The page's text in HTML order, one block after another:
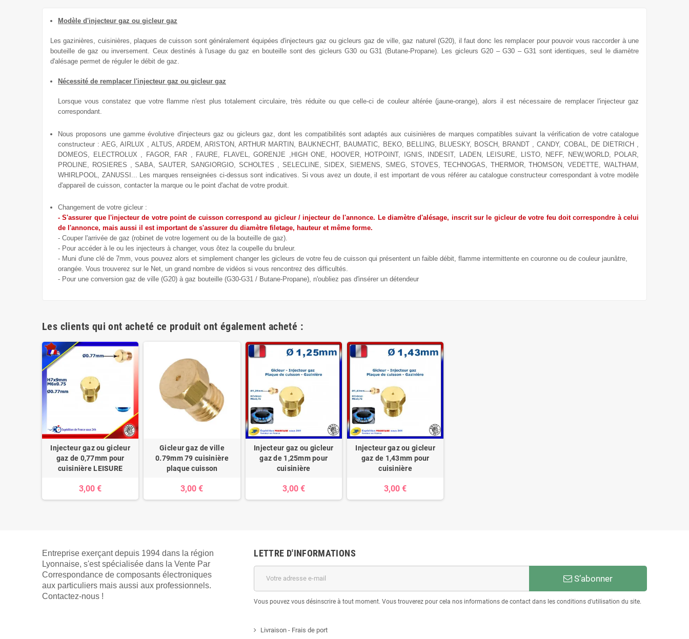
Modèle d'injecteur gaz ou gicleur gaz
Les gazinières, cuisinières, plaques de cuisson sont généralement équipées d'injecteurs gaz ou gicleurs gaz de ville, gaz naturel (G20), il faut donc les remplacer pourpouvoir vous raccorder à une
bouteille de gaz ou inversement.
Ceux destinés à l'usage dugaz en bouteille sont des gicleurs G30 ou G31 (Butane-Propane). Les gicleurs G20 – G30 – G31 sont identiques, seul le diamètre
d'alésage permet de réguler le débit de gaz.
Nécessité de remplacer l'injecteur gaz ou gicleur gaz
Lorsque vous constatez que votre flamme n'est plus totalement circulaire, très réduite ou que celle-ci de couleur altérée (jaune-orange), alors il est nécessaire de remplacer l'injecteur gaz
correspondant.
Nous proposons une gamme évolutive d'injecteurs gaz ou gicleurs gaz, dont les compatibilités sont adaptés aux cuisinières de marques compatibles suivant la vérification de votre catalogue
constructeur : AEG, AIRLUX , ALTUS, ARDEM, ARISTON, ARTHUR MARTIN, BAUKNECHT, BAUMATIC, BEKO, BELLING, BLUESKY, BOSCH, BRANDT , CANDY, COBAL, DE DIETRICH ,
DOMEOS, ELECTROLUX , FAGOR, FAR , FAURE, FLAVEL, GORENJE ,HIGH ONE, HOOVER, HOTPOINT, IGNIS, INDESIT, LADEN, LEISURE, LISTO, NEFF, NEW,WORLD, POLAR,
PROLINE, ROSIERES , SABA, SAUTER, SANGIORGIO, SCHOLTES , SELECLINE, SIDEX, SIEMENS, SMEG, STOVES, TECHNOGAS, THERMOR, THOMSON, VEDETTE, WALTHAM,
WHIRLPOOL, ZANUSSI... Les marques renseignées ci-dessus sont indicatives. Si vous avez un doute, il est important de vous référer au catalogue constructeur correspondant à votre modèle
d'appareil de cuisson, contacter la marque ou le point d'achat de votre produit.
Changement de votre gicleur :
- S'assurer que l'injecteur de votre point de cuisson correspond au gicleur / injecteur de l'annonce. Le diamètre d'alésage, inscrit sur le gicleur de votre feu doit correspondre à celui
de l'annonce, mais aussi il est important de s'assurer du diamètre filetage, hauteur et même forme.
- Couper l'arrivée de gaz (robinet de votre logement ou de la bouteille de gaz).
- Pour accéder à le ou les injecteurs à changer, vous ôtez la coupelle du bruleur.
- Muni d'une clé de 7mm, vous pouvez alors et simplement changer les gicleurs de votre feu de cuisson qui présentent un faible débit, flamme intermittente en couronne ou de couleur jaunâtre,
orangée. Vous trouverez sur le Net, un grand nombre de vidéos si vous rencontrez des difficultés.
- Pour une conversion gaz de ville (G20) à gaz bouteille (G30-G31 / Butane-Propane), n'oubliez pas d'insérer un détendeur
Les clients qui ont acheté ce produit ont également acheté :
Injecteur gaz ou gicleur
gaz de 0,77mm pour
cuisinière LEISURE
3,00 €
Gicleur gaz de ville
0.79mm 79 cuisinière
plaque cuisson
3,00 €
Injecteur gaz ou gicleur
gaz de 1,25mm pour
cuisinière
3,00 €
Injecteur gaz ou gicleur
gaz de 1,43mm pour
cuisinière
3,00 €
Entreprise exerçant depuis 1994 dans la région
Lyonnaise, s'est spécialisée dans la Vente Par
Correspondance de composants électroniques
aux particuliers mais aussi aux professionnels.
Contactez-nous !
LETTRE D'INFORMATIONS
S’abonner
Vous pouvez vous désinscrire à tout moment. Vous trouverez pour cela nos informations de contact dans les conditions d'utilisation du site.
Livraison - Frais de port